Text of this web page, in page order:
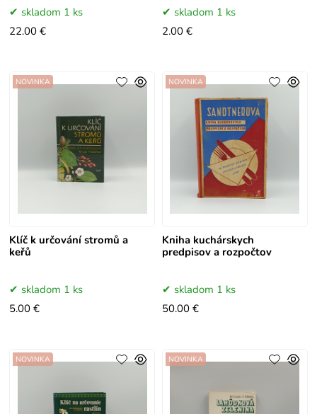
skladom 1 ks
22.00 €
skladom 1 ks
2.00 €
Klíč k určování stromů a
keřů
NOVINKA
skladom 1 ks
5.00 €
Kniha kuchárskych
predpisov a rozpočtov
NOVINKA
skladom 1 ks
50.00 €
NOVINKA NOVINKA